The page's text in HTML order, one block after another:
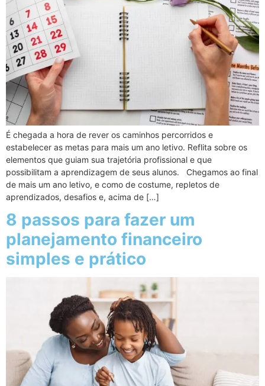
É chegada a hora de rever os caminhos percorridos e
estabelecer as metas para mais um ano letivo. Reflita sobre os
elementos que guiam sua trajetória profissional e que
possibilitam a aprendizagem de seus alunos. Chegamos ao final
de mais um ano letivo, e como de costume, repletos de
aprendizados, desafios e, acima de […]
8 passos para fazer um
planejamento financeiro
simples e prático